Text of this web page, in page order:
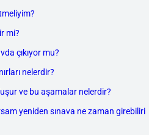
mi?
çıkıyor mu?
nelerdir?
ve bu aşamalar nelerdir?
yeniden sınava ne zaman girebiliri